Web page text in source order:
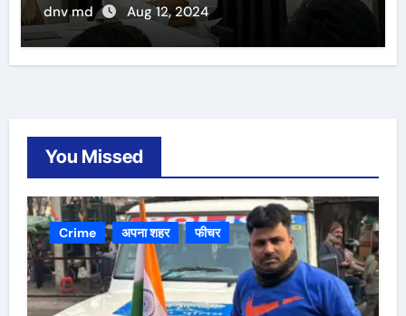
dnv md Aug 12, 2024
You Missed
Crime अपना शहर फीचर